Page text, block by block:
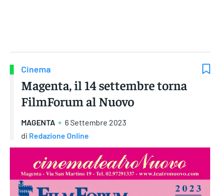
Cinema
Magenta, il 14 settembre torna
FilmForum al Nuovo
MAGENTA
6 Settembre 2023
di Redazione Online